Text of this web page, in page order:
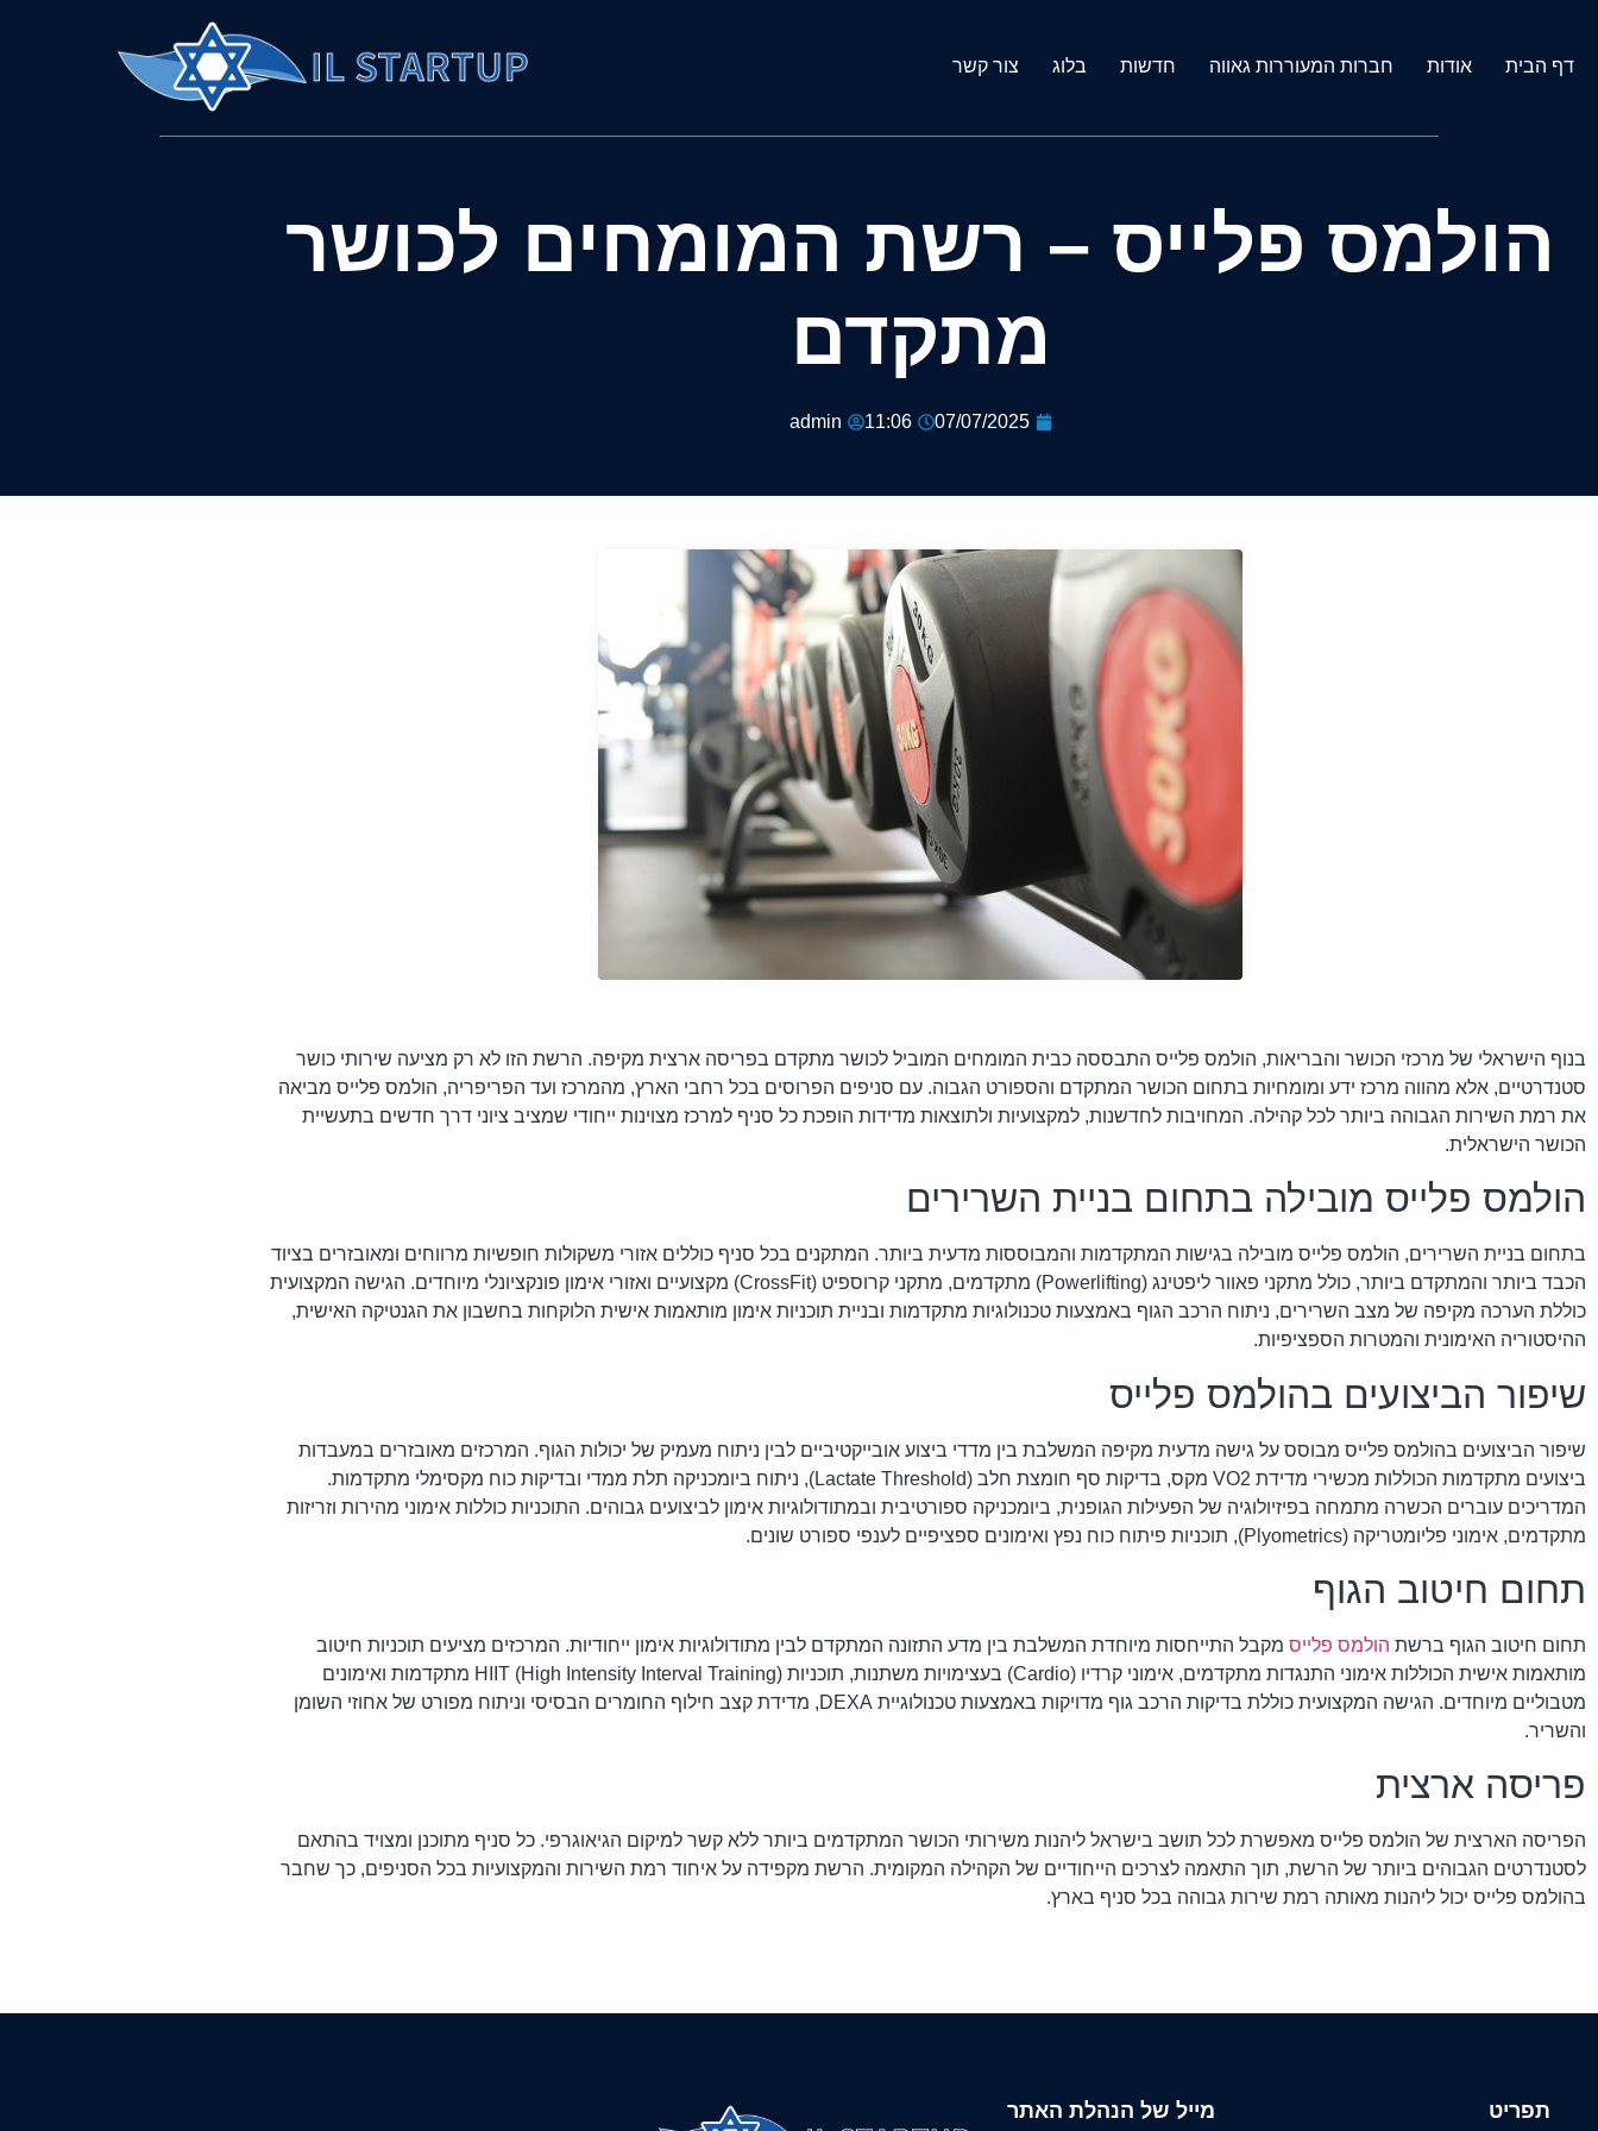
דף הבית אודות חברות המעוררות גאווה חדשות בלוג צור קשר
הולמס פלייס – רשת המומחים לכושר
מתקדם
07/07/2025
11:06
admin
בנוף הישראלי של מרכזי הכושר והבריאות, הולמס פלייס התבססה כבית המומחים המוביל לכושר מתקדם בפריסה ארצית מקיפה. הרשת הזו לא רק מציעה שירותי כושר
סטנדרטיים, אלא מהווה מרכז ידע ומומחיות בתחום הכושר המתקדם והספורט הגבוה. עם סניפים הפרוסים בכל רחבי הארץ, מהמרכז ועד הפריפריה, הולמס פלייס מביאה
את רמת השירות הגבוהה ביותר לכל קהילה. המחויבות לחדשנות, למקצועיות ולתוצאות מדידות הופכת כל סניף למרכז מצוינות ייחודי שמציב ציוני דרך חדשים בתעשיית
הכושר הישראלית.
הולמס פלייס מובילה בתחום בניית השרירים
בתחום בניית השרירים, הולמס פלייס מובילה בגישות המתקדמות והמבוססות מדעית ביותר. המתקנים בכל סניף כוללים אזורי משקולות חופשיות מרווחים ומאובזרים בציוד
הכבד ביותר והמתקדם ביותר, כולל מתקני פאוור ליפטינג (Powerlifting) מתקדמים, מתקני קרוספיט (CrossFit) מקצועיים ואזורי אימון פונקציונלי מיוחדים. הגישה המקצועית
כוללת הערכה מקיפה של מצב השרירים, ניתוח הרכב הגוף באמצעות טכנולוגיות מתקדמות ובניית תוכניות אימון מותאמות אישית הלוקחות בחשבון את הגנטיקה האישית,
ההיסטוריה האימונית והמטרות הספציפיות.
שיפור הביצועים בהולמס פלייס
שיפור הביצועים בהולמס פלייס מבוסס על גישה מדעית מקיפה המשלבת בין מדדי ביצוע אובייקטיביים לבין ניתוח מעמיק של יכולות הגוף. המרכזים מאובזרים במעבדות
ביצועים מתקדמות הכוללות מכשירי מדידת VO2 מקס, בדיקות סף חומצת חלב (Lactate Threshold), ניתוח ביומכניקה תלת ממדי ובדיקות כוח מקסימלי מתקדמות.
המדריכים עוברים הכשרה מתמחה בפיזיולוגיה של הפעילות הגופנית, ביומכניקה ספורטיבית ובמתודולוגיות אימון לביצועים גבוהים. התוכניות כוללות אימוני מהירות וזריזות
מתקדמים, אימוני פליומטריקה (Plyometrics), תוכניות פיתוח כוח נפץ ואימונים ספציפיים לענפי ספורט שונים.
תחום חיטוב הגוף
תחום חיטוב הגוף ברשת הולמס פלייס מקבל התייחסות מיוחדת המשלבת בין מדע התזונה המתקדם לבין מתודולוגיות אימון ייחודיות. המרכזים מציעים תוכניות חיטוב
מותאמות אישית הכוללות אימוני התנגדות מתקדמים, אימוני קרדיו (Cardio) בעצימויות משתנות, תוכניות HIIT (High Intensity Interval Training) מתקדמות ואימונים
מטבוליים מיוחדים. הגישה המקצועית כוללת בדיקות הרכב גוף מדויקות באמצעות טכנולוגיית DEXA, מדידת קצב חילוף החומרים הבסיסי וניתוח מפורט של אחוזי השומן
והשריר.
פריסה ארצית
הפריסה הארצית של הולמס פלייס מאפשרת לכל תושב בישראל ליהנות משירותי הכושר המתקדמים ביותר ללא קשר למיקום הגיאוגרפי. כל סניף מתוכנן ומצויד בהתאם
לסטנדרטים הגבוהים ביותר של הרשת, תוך התאמה לצרכים הייחודיים של הקהילה המקומית. הרשת מקפידה על איחוד רמת השירות והמקצועיות בכל הסניפים, כך שחבר
בהולמס פלייס יכול ליהנות מאותה רמת שירות גבוהה בכל סניף בארץ.
תפריט מייל של הנהלת האתר